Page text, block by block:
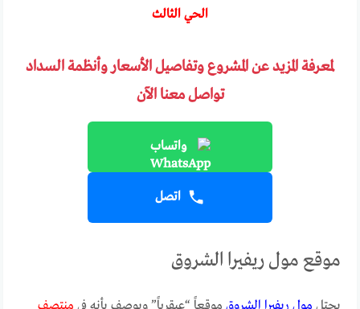
الحي الثالث
لمعرفة المزيد عن المشروع وتفاصيل الأسعار وأنظمة السداد
تواصل معنا الآن
واتساب
اتصل
موقع مول ريفيرا الشروق
يحتل مول ريفيرا الشروق موقعاً “عبقرياً” ويوصف بأنه في منتصف